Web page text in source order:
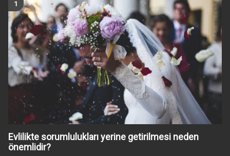
Evlilikte sorumlulukları yerine getirilmesi neden
önemlidir?